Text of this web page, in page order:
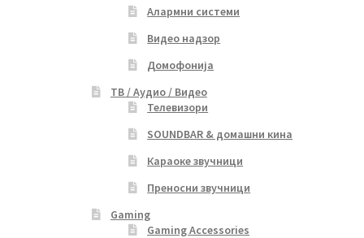
Алармни системи
Видео надзор
Домофонија
ТВ / Аудио / Видео
Телевизори
SOUNDBAR & домашни кина
Караоке звучници
Преносни звучници
Gaming
Gaming Accessories